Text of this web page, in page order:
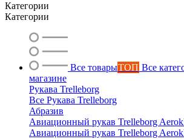
Категории
Категории
Все товарыТОП Все
магазине
Рукава Trelleborg
Все Рукава Trelleborg
Абразив
Авиационный рукав Trelleborg
Авиационный рукав Trelleborg
Вероника
онлайн